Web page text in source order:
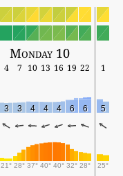
Monday 10
4 7 10 13 16 19 22
1
3 3 4 4 4 6 6 5
21° 28° 37° 40° 40° 32° 28° 25°